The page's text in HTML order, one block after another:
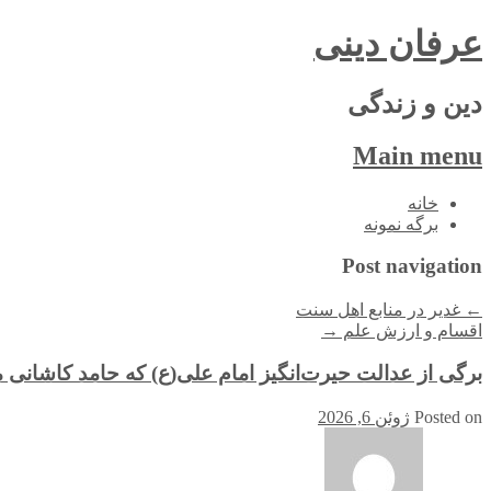
عرفان دینی
دین و زندگی
Main menu
Skip
خانه
برگه نمونه
Post navigation
← غدیر در منابع اهل سنت
اقسام و ارزش علم →
برگی از عدالت حیرت‌انگیز امام علی(ع) که حامد
Posted on ژوئن 6, 2026